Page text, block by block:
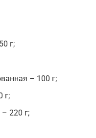
г;
– 100 г;
г;
220 г;